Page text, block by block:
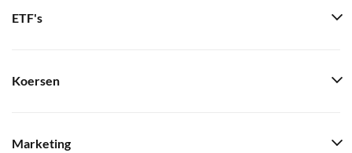
ETF's
Koersen
Marketing